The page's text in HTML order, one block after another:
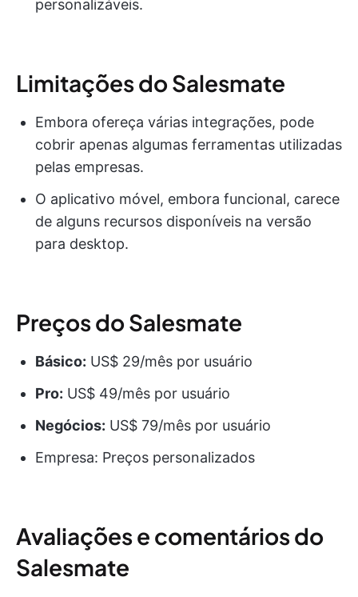
personalizáveis.
Limitações do Salesmate
Embora ofereça várias integrações, pode
cobrir apenas algumas ferramentas utilizadas
pelas empresas.
O aplicativo móvel, embora funcional, carece
de alguns recursos disponíveis na versão
para desktop.
Preços do Salesmate
Básico: US$ 29/mês por usuário
Pro: US$ 49/mês por usuário
Negócios: US$ 79/mês por usuário
Empresa: Preços personalizados
Avaliações e comentários do
Salesmate